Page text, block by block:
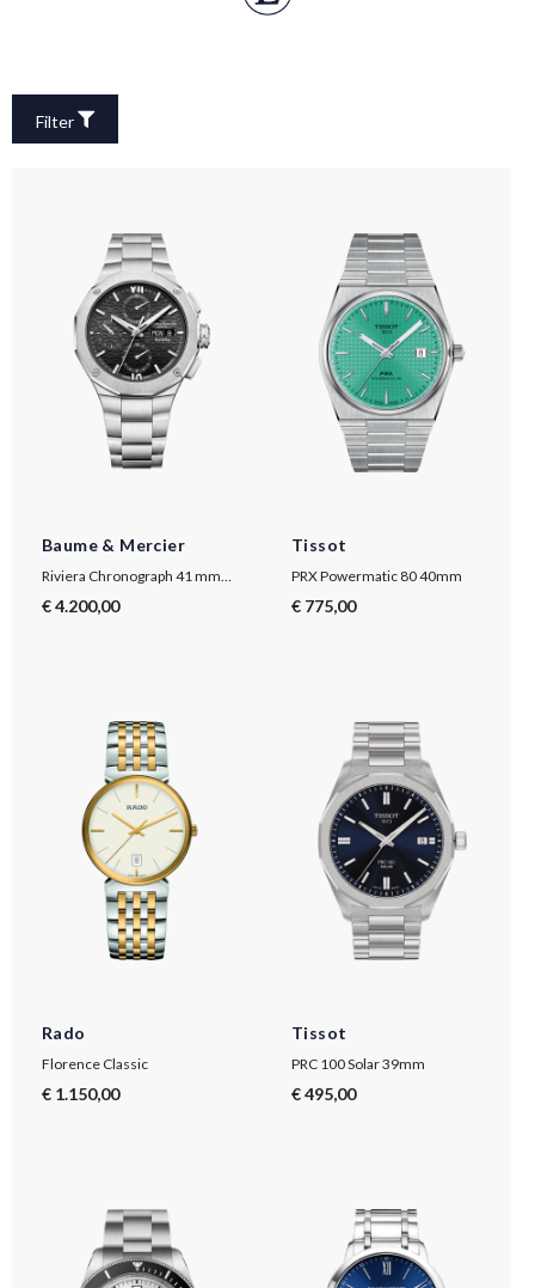
Filter
Baume & Mercier
Riviera Chronograph 41 mm 10825
€ 4.200,00
Tissot
PRX Powermatic 80 40mm
€ 775,00
Rado
Florence Classic
€ 1.150,00
Tissot
PRC 100 Solar 39mm
€ 495,00